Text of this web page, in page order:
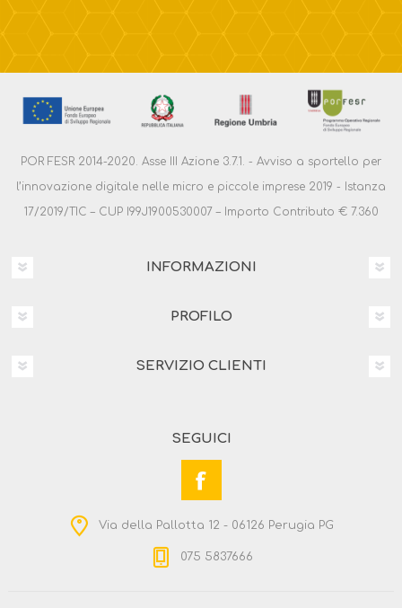
POR FESR 2014-2020. Asse III Azione 3.7.1. - Avviso a sportello per
l’innovazione digitale nelle micro e piccole imprese 2019 - Istanza
17/2019/TIC – CUP I99J1900530007 – Importo Contributo € 7.360
INFORMAZIONI
PROFILO
SERVIZIO CLIENTI
SEGUICI
Via della Pallotta 12 - 06126 Perugia PG
075 5837666